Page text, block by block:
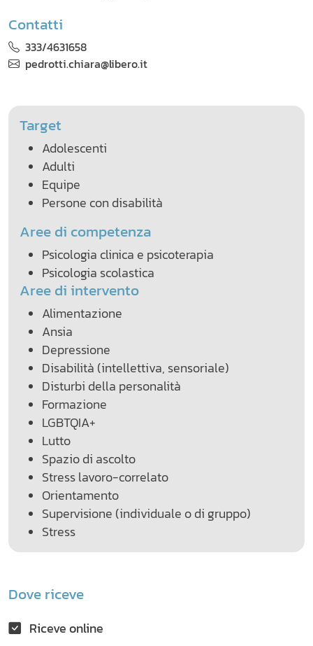
Contatti
333/4631658
pedrotti.chiara@libero.it
Target
Adolescenti
Adulti
Equipe
Persone con disabilità
Aree di competenza
Psicologia clinica e psicoterapia
Psicologia scolastica
Aree di intervento
Alimentazione
Ansia
Depressione
Disabilità (intellettiva, sensoriale)
Disturbi della personalità
Formazione
LGBTQIA+
Lutto
Spazio di ascolto
Stress lavoro-correlato
Orientamento
Supervisione (individuale o di gruppo)
Stress
Dove riceve
Riceve online